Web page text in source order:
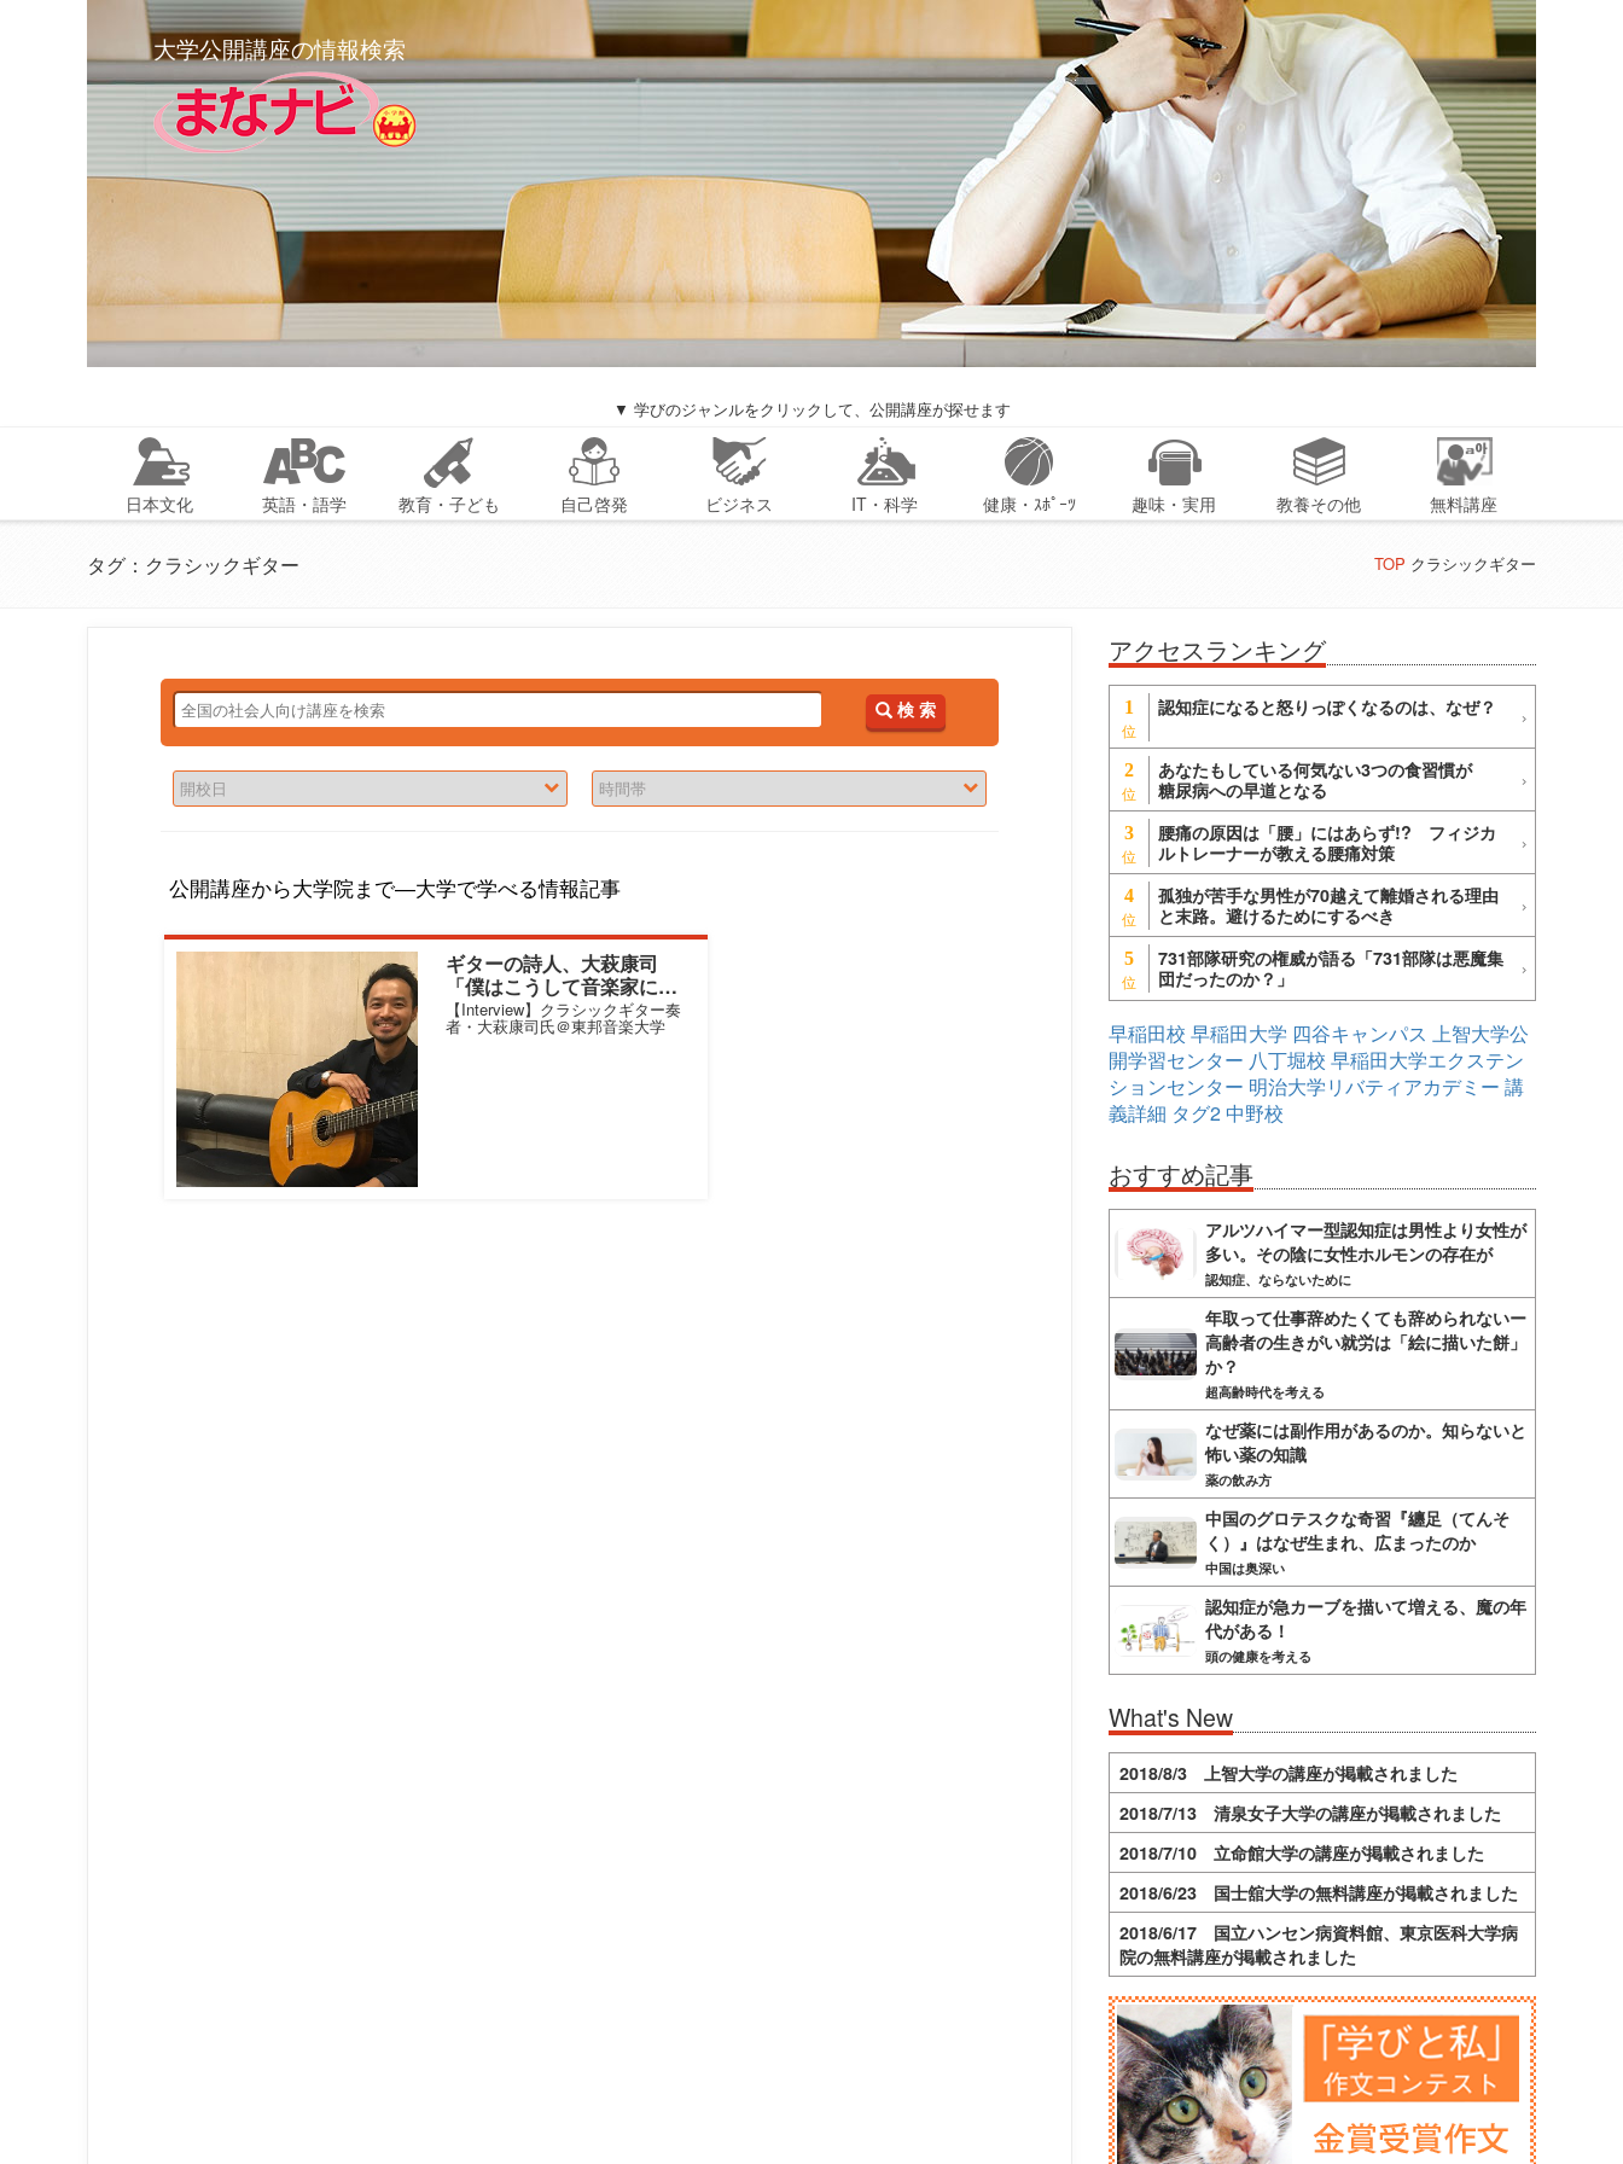
大学公開講座の情報検索
▼ 学びのジャンルをクリックして、公開講座が探せます
日本文化 英語・語学 教育・子ども 自己啓発 ビジネス IT・科学 健康・ｽﾎﾟｰﾂ 趣味・実用 教養その他 無料講座
タグ：クラシックギター TOP クラシックギター
検 索
公開講座から大学院まで―大学で学べる情報記事
ギターの詩人、大萩康司
「僕はこうして音楽家にな
った」
【Interview】クラシックギター奏
者・大萩康司氏＠東邦音楽大学
アクセスランキング
1 認知症になると怒りっぽくなるのは、なぜ？
2
あなたもしている何気ない3つの食習慣が
糖尿病への早道となる
3
腰痛の原因は「腰」にはあらず!? フィジカ
ルトレーナーが教える腰痛対策
4
孤独が苦手な男性が70越えて離婚される理由
と末路。避けるためにするべき
5
731部隊研究の権威が語る「731部隊は悪魔集
団だったのか？」
早稲田校 早稲田大学 四谷キャンパス 上智大学公
開学習センター 八丁堀校 早稲田大学エクステン
ションセンター 明治大学リバティアカデミー 講
義詳細 タグ2 中野校
おすすめ記事
アルツハイマー型認知症は男性より女性が
多い。その陰に女性ホルモンの存在が
認知症、ならないために
年取って仕事辞めたくても辞められないー
高齢者の生きがい就労は「絵に描いた餅」
か？
超高齢時代を考える
なぜ薬には副作用があるのか。知らないと
怖い薬の知識
薬の飲み方
中国のグロテスクな奇習『纏足（てんそ
く）』はなぜ生まれ、広まったのか
中国は奥深い
認知症が急カーブを描いて増える、魔の年
代がある！
頭の健康を考える
What's New
2018/8/3 上智大学の講座が掲載されました
2018/7/13 清泉女子大学の講座が掲載されました
2018/7/10 立命館大学の講座が掲載されました
2018/6/23 国士舘大学の無料講座が掲載されました
2018/6/17 国立ハンセン病資料館、東京医科大学病
院の無料講座が掲載されました